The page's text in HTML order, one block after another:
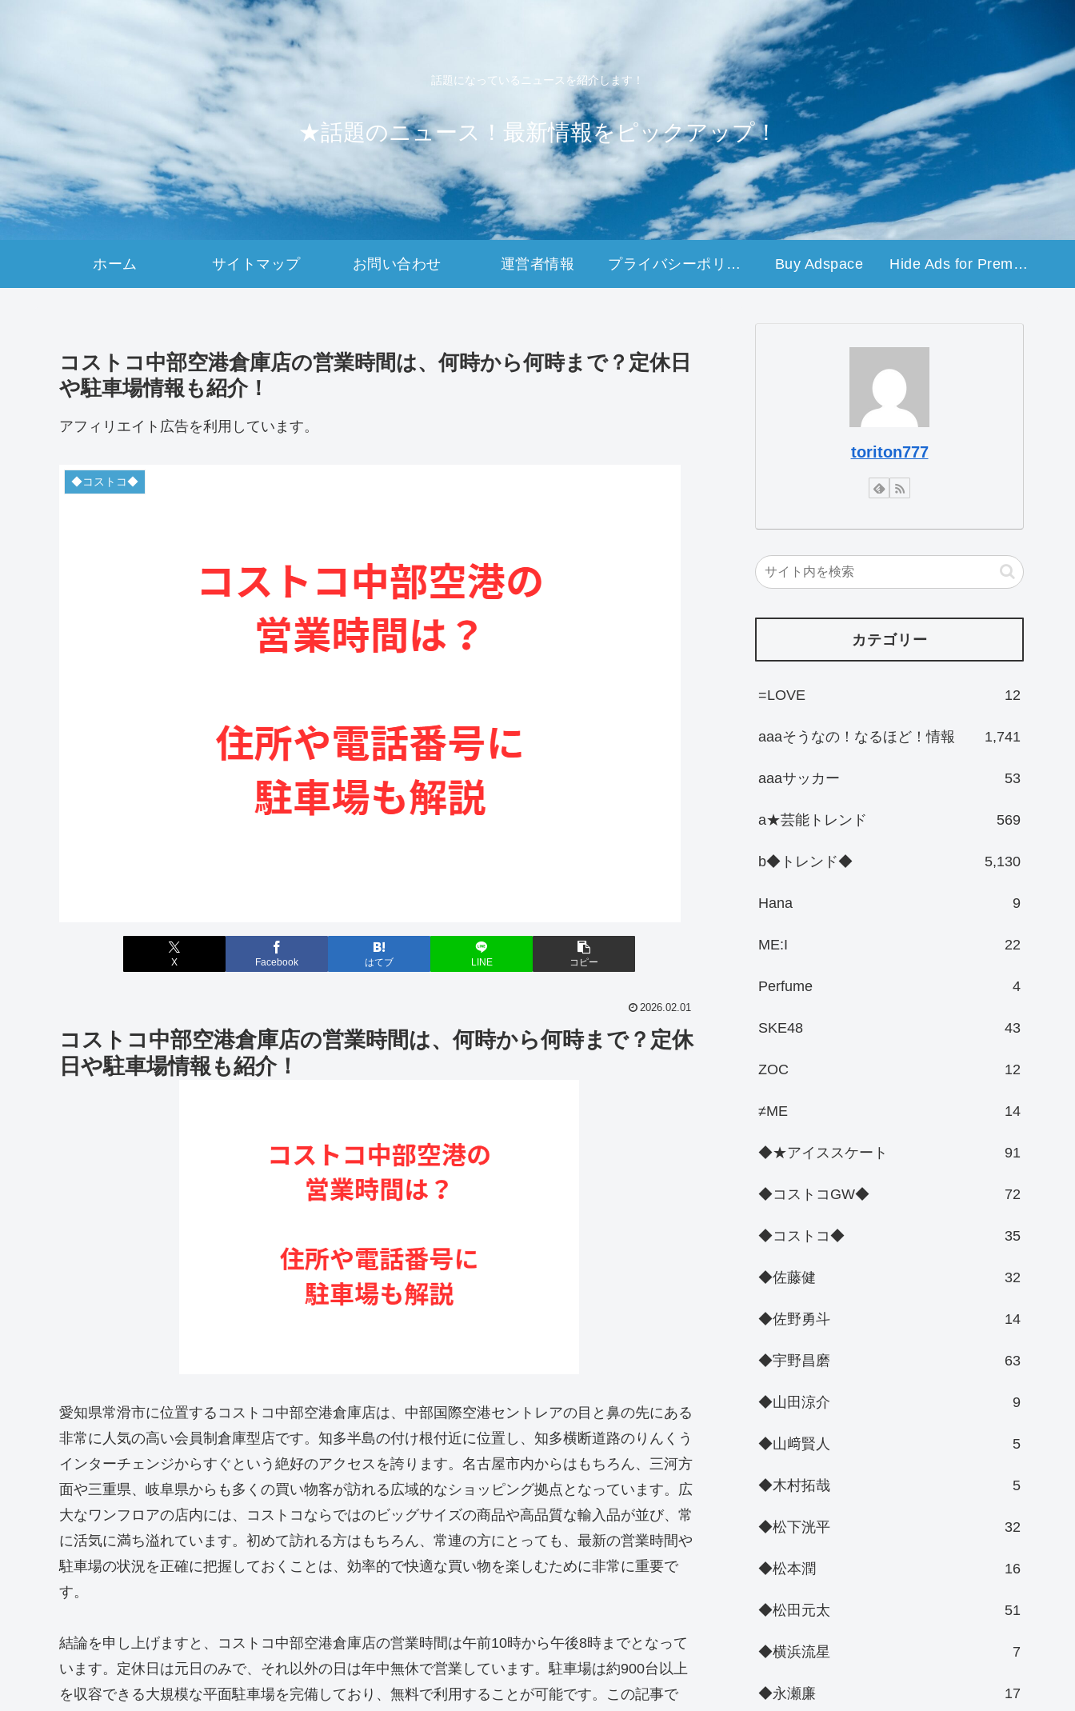
話題になっているニュースを紹介します！
★話題のニュース！最新情報をピックアップ！
ホーム サイトマップ お問い合わせ 運営者情報 プライバシーポリシー Buy Adspace Hide Ads for Premium Members
コストコ中部空港倉庫店の営業時間は、何時から何時まで？定休日
や駐車場情報も紹介！
アフィリエイト広告を利用しています。
◆コストコ◆
X Facebook はてブ LINE コピー
2026.02.01
コストコ中部空港倉庫店の営業時間は、何時から何時まで？定休
日や駐車場情報も紹介！
愛知県常滑市に位置するコストコ中部空港倉庫店は、中部国際空港セントレアの目と鼻の先にある
非常に人気の高い会員制倉庫型店です。知多半島の付け根付近に位置し、知多横断道路のりんくう
インターチェンジからすぐという絶好のアクセスを誇ります。名古屋市内からはもちろん、三河方
面や三重県、岐阜県からも多くの買い物客が訪れる広域的なショッピング拠点となっています。広
大なワンフロアの店内には、コストコならではのビッグサイズの商品や高品質な輸入品が並び、常
に活気に満ち溢れています。初めて訪れる方はもちろん、常連の方にとっても、最新の営業時間や
駐車場の状況を正確に把握しておくことは、効率的で快適な買い物を楽しむために非常に重要で
す。
結論を申し上げますと、コストコ中部空港倉庫店の営業時間は午前10時から午後8時までとなって
います。定休日は元日のみで、それ以外の日は年中無休で営業しています。駐車場は約900台以上
を収容できる大規模な平面駐車場を完備しており、無料で利用することが可能です。この記事で
toriton777
カテゴリー
=LOVE 12
aaaそうなの！なるほど！情報 1,741
aaaサッカー 53
a★芸能トレンド 569
b◆トレンド◆ 5,130
Hana 9
ME:I 22
Perfume 4
SKE48 43
ZOC 12
≠ME 14
◆★アイススケート 91
◆コストコGW◆ 72
◆コストコ◆ 35
◆佐藤健 32
◆佐野勇斗 14
◆宇野昌磨 63
◆山田涼介 9
◆山﨑賢人 5
◆木村拓哉 5
◆松下洸平 32
◆松本潤 16
◆松田元太 51
◆横浜流星 7
◆永瀬廉 17